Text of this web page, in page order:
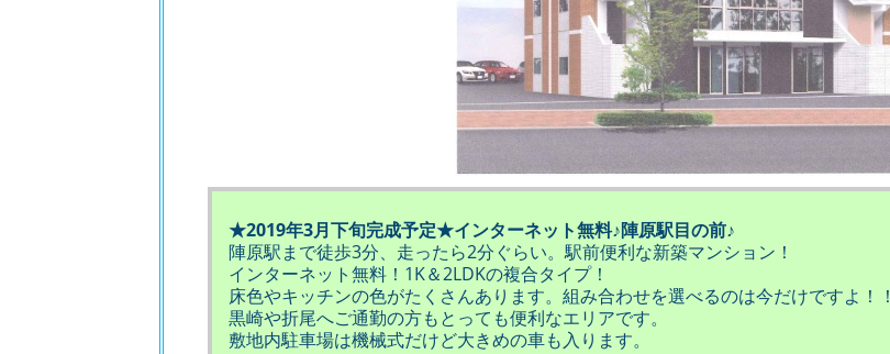
★2019年3月下旬完成予定★インターネット無料♪陣原駅目の前♪
陣原駅まで徒歩3分、走ったら2分ぐらい。駅前便利な新築マンション！
インターネット無料！1K＆2LDKの複合タイプ！
床色やキッチンの色がたくさんあります。組み合わせを選べるのは今だけですよ！！
黒崎や折尾へご通勤の方もとっても便利なエリアです。
敷地内駐車場は機械式だけど大きめの車も入ります。